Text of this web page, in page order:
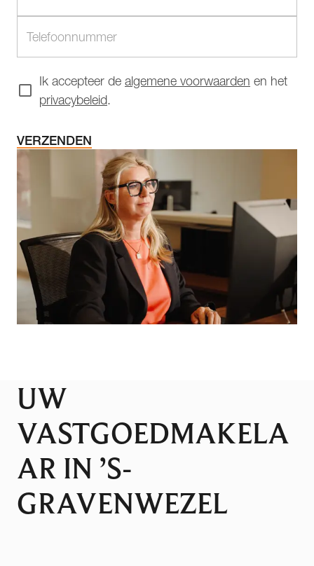
Ik accepteer de algemene voorwaarden en het
privacybeleid.
VERZENDEN
UW
VASTGOEDMAKELA
AR IN ’S-
GRAVENWEZEL